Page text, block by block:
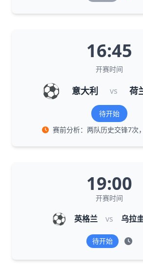
16:45
开赛时间
⚽ 意大利 vs 荷
待开始
赛前分析：两队历史交锋7次
19:00
开赛时间
⚽ 英格兰 vs 乌拉
待开始